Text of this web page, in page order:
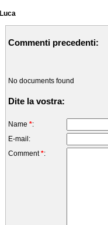
Luca
Commenti precedenti:
No documents found
Dite la vostra:
Name *:
E-mail:
Comment*: